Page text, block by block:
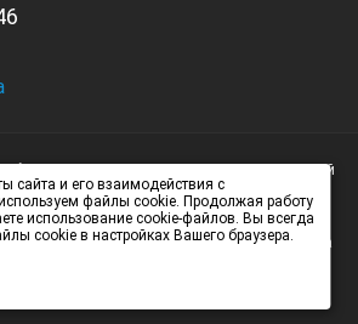
Ваше внимание на то, что данный
информационный характер и
является публичной офертой,
статьи 437 (2) Гражданского кодекса
данных
сайта и его взаимодействия с
файлы cookie. Продолжая работу
использование cookie-файлов. Вы всегда
cookie в настройках Вашего браузера.